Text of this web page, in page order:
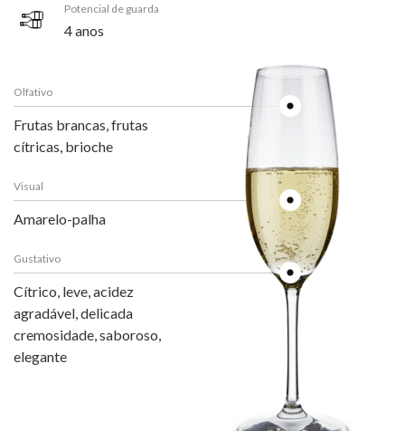
Potencial de guarda
4 anos
Olfativo
Frutas brancas, frutas
cítricas, brioche
Visual
Amarelo-palha
Gustativo
Cítrico, leve, acidez
agradável, delicada
cremosidade, saboroso,
elegante